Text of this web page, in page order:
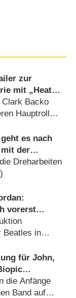
zur
mit „Heated
Backo
Hauptrollen
es nach
mit der
Dreharbeiten
)
vorerst
Beatles in
für John,
die Anfänge
Band auf